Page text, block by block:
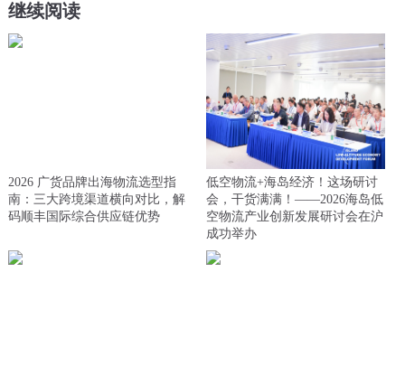
继续阅读
2026 广货品牌出海物流选型指
南：三大跨境渠道横向对比，解
码顺丰国际综合供应链优势
低空物流+海岛经济！这场研讨
会，干货满满！——2026海岛低
空物流产业创新发展研讨会在沪
成功举办